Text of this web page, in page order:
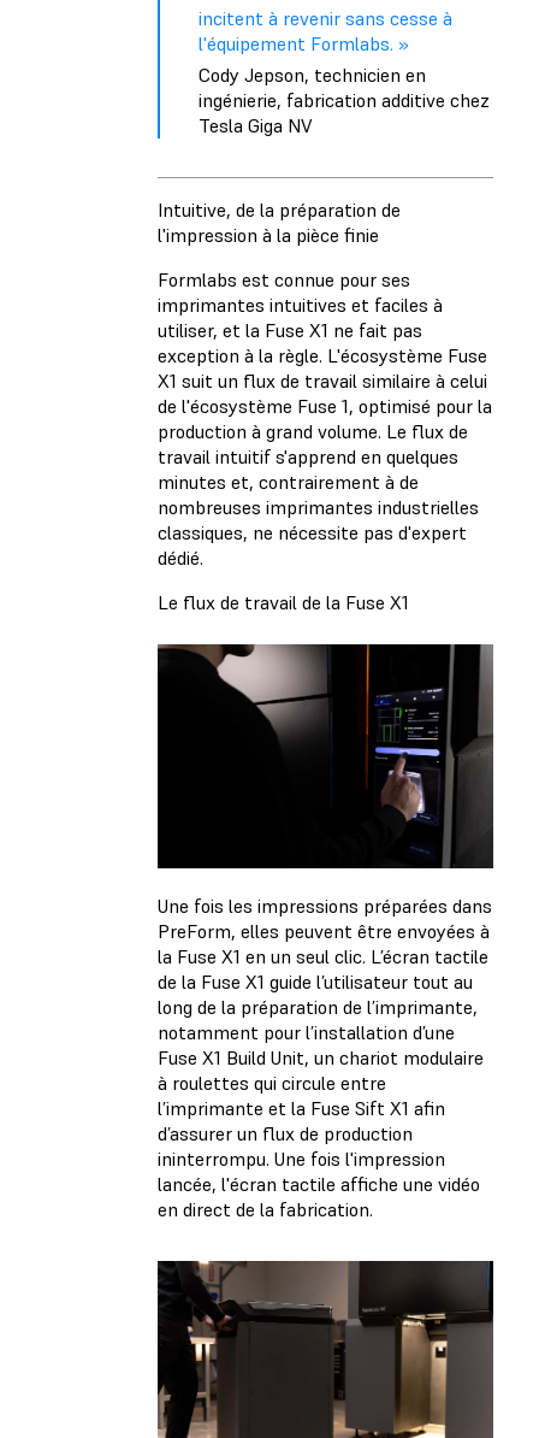
incitent à revenir sans cesse à
l'équipement Formlabs. »
Cody Jepson, technicien en
ingénierie, fabrication additive chez
Tesla Giga NV
Intuitive, de la préparation de
l'impression à la pièce finie
Formlabs est connue pour ses
imprimantes intuitives et faciles à
utiliser, et la Fuse X1 ne fait pas
exception à la règle. L'écosystème Fuse
X1 suit un flux de travail similaire à celui
de l'écosystème Fuse 1, optimisé pour la
production à grand volume. Le flux de
travail intuitif s'apprend en quelques
minutes et, contrairement à de
nombreuses imprimantes industrielles
classiques, ne nécessite pas d'expert
dédié.
Le flux de travail de la Fuse X1
Une fois les impressions préparées dans
PreForm, elles peuvent être envoyées à
la Fuse X1 en un seul clic. L’écran tactile
de la Fuse X1 guide l’utilisateur tout au
long de la préparation de l’imprimante,
notamment pour l’installation d’une
Fuse X1 Build Unit, un chariot modulaire
à roulettes qui circule entre
l’imprimante et la Fuse Sift X1 afin
d’assurer un flux de production
ininterrompu. Une fois l'impression
lancée, l'écran tactile affiche une vidéo
en direct de la fabrication.